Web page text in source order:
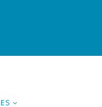
ES